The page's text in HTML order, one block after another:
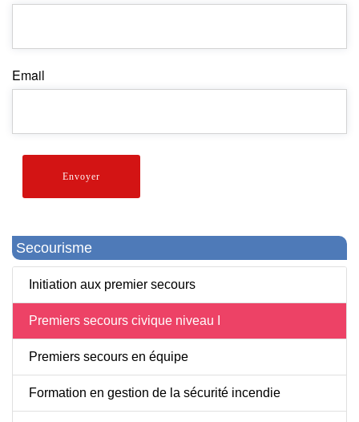
Email
Envoyer
Secourisme
Initiation aux premier secours
Premiers secours civique niveau I
Premiers secours en équipe
Formation en gestion de la sécurité incendie